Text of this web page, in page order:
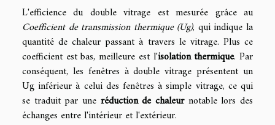
L'efficience du double vitrage est mesurée grâce au
Coefficient de transmission thermique (Ug), qui indique la
quantité de chaleur passant à travers le vitrage. Plus ce
coefficient est bas, meilleure est l'isolation thermique. Par
conséquent, les fenêtres à double vitrage présentent un
Ug inférieur à celui des fenêtres à simple vitrage, ce qui
se traduit par une réduction de chaleurnotable lors des
échanges entre l'intérieur et l'extérieur.